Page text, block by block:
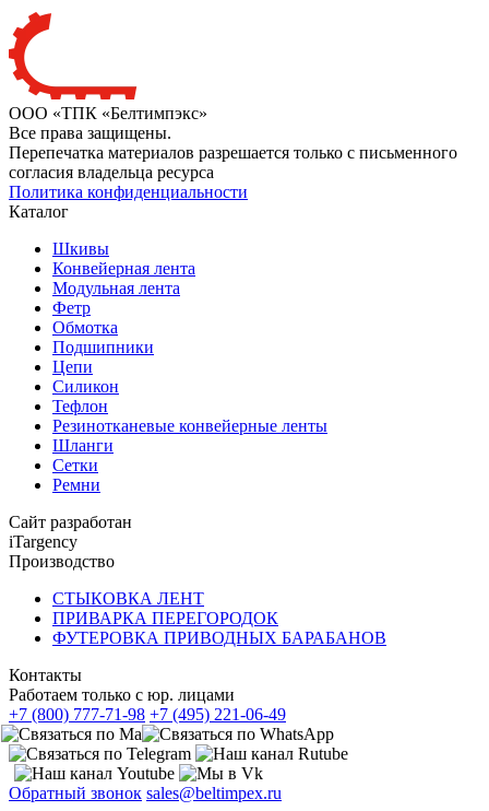
ООО «ТПК «Белтимпэкс»
Все права защищены.
Перепечатка материалов разрешается только с письменного
согласия владельца ресурса
Политика конфиденциальности
Каталог
Шкивы
Конвейерная лента
Модульная лента
Фетр
Обмотка
Подшипники
Цепи
Силикон
Тефлон
Резинотканевые конвейерные ленты
Шланги
Сетки
Ремни
Сайт разработан
iTargency
Производство
СТЫКОВКА ЛЕНТ
ПРИВАРКА ПЕРЕГОРОДОК
ФУТЕРОВКА ПРИВОДНЫХ БАРАБАНОВ
Контакты
Работаем только с юр. лицами
+7 (800) 777-71-98 +7 (495) 221-06-49
Обратный звонок sales@beltimpex.ru